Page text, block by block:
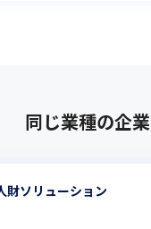
同じ業種の企業
財ソリューション